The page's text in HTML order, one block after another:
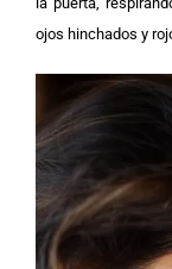
ojos hinchados y